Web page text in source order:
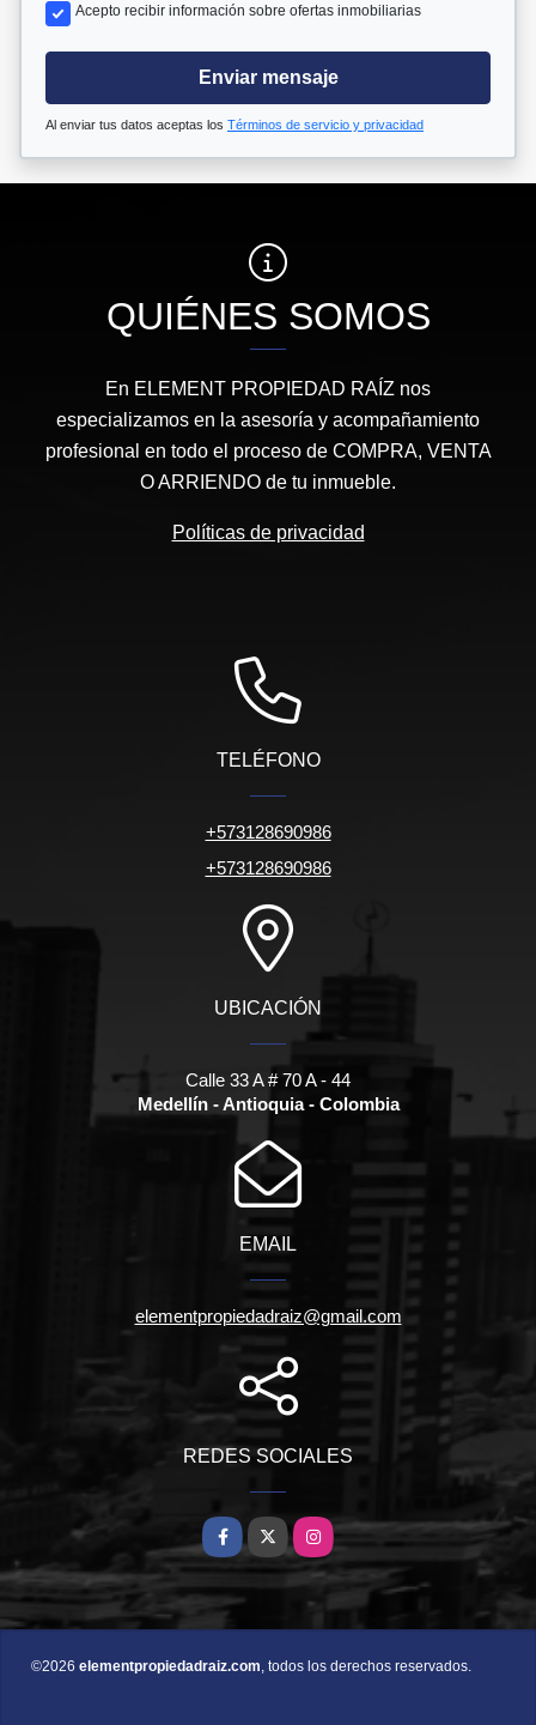
Acepto recibir información sobre ofertas inmobiliarias
Enviar mensaje
Al enviar tus datos aceptas los Términos de servicio y privacidad
QUIÉNES SOMOS
En ELEMENT PROPIEDAD RAÍZ nos
especializamos en la asesoría y acompañamiento
profesional en todo el proceso de COMPRA, VENTA
O ARRIENDO de tu inmueble.
Políticas de privacidad
TELÉFONO
+573128690986
+573128690986
UBICACIÓN
Calle 33 A # 70 A - 44
Medellín - Antioquia - Colombia
EMAIL
elementpropiedadraiz@gmail.com
REDES SOCIALES
Facebook
X Instagram
©2026 elementpropiedadraiz.com , todos los derechos reservados.